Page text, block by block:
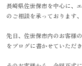
長崎県佐世保市を中心に、
のご相談を承っております
先日、佐世保市内のお客様
をブログに書かせていただき